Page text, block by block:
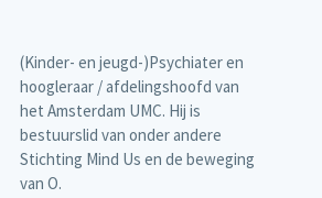
(Kinder- en jeugd-)Psychiater en
hoogleraar / afdelingshoofd van
het Amsterdam UMC. Hij is
bestuurslid van onder andere
Stichting Mind Us en de beweging
van O.